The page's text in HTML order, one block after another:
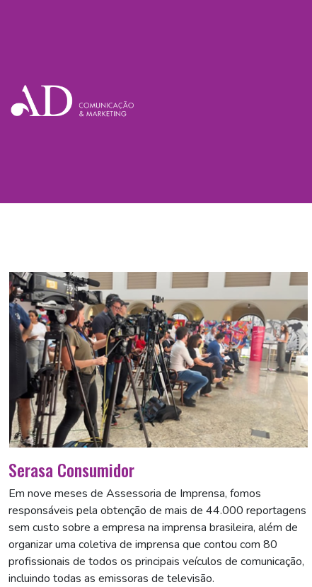
Serasa Consumidor
Em nove meses de Assessoria de Imprensa, fomos
responsáveis pela obtenção de mais de 44.000 reportagens
sem custo sobre a empresa na imprensa brasileira, além de
organizar uma coletiva de imprensa que contou com 80
profissionais de todos os principais veículos de comunicação,
incluindo todas as emissoras de televisão.